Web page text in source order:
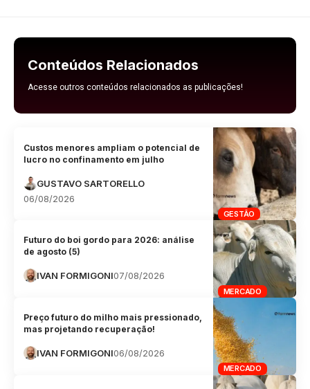
Conteúdos Relacionados
Acesse outros conteúdos relacionados as publicações!
GESTÃO
Custos menores ampliam o potencial de
lucro no confinamento em julho
GUSTAVO SARTORELLO
06/08/2026
MERCADO
Futuro do boi gordo para 2026: análise
de agosto (5)
IVAN FORMIGONI07/08/2026
MERCADO
Preço futuro do milho mais pressionado,
mas projetando recuperação!
IVAN FORMIGONI06/08/2026